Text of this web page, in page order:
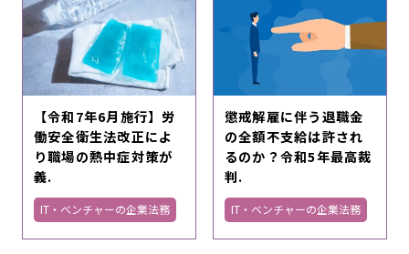
【令和7年6月施行】労
働安全衛生法改正によ
り職場の熱中症対策が
義.
IT・ベンチャーの企業法務
懲戒解雇に伴う退職金
の全額不支給は許され
るのか？令和5年最高裁
判.
IT・ベンチャーの企業法務